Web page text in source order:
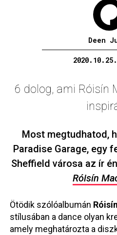
Deen
6 dolog, ami Róisín
Most megtudhatod,
Paradise Garage, egy
Sheffield városa az ír
Róisín
Ötödik szólóalbumán
stílusában a dance olyan
amely meghatározta a